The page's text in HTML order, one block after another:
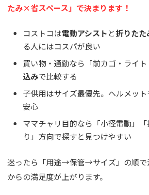
たみ×省スペース」で決まります！
コストコは電動アシスト と折りたた
る人にはコスパが良い
買い物・通勤なら「前カゴ・ライ
込みで比較する
子供用はサイズ最優先。ヘルメッ
安心
ママチャリ目的なら「小径電動」
り」方向で探すと見つけやすい
迷ったら「用途→保管→サイズ」の順で
からの満足度が上がります。